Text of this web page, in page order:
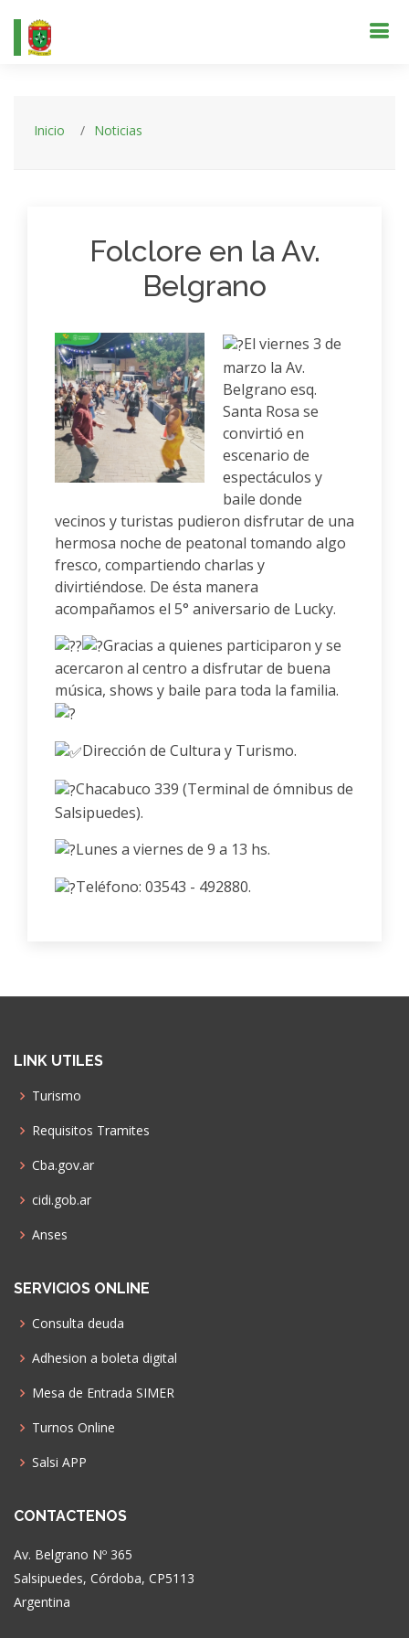
Inicio Noticias
Folclore en la Av.
Belgrano
El viernes 3 de
marzo la Av.
Belgrano esq.
Santa Rosa se
convirtió en
escenario de
espectáculos y
baile donde
vecinos y turistas pudieron disfrutar de una
hermosa noche de peatonal tomando algo
fresco, compartiendo charlas y
divirtiéndose. De ésta manera
acompañamos el 5° aniversario de Lucky.
Gracias a quienes participaron y se
acercaron al centro a disfrutar de buena
música, shows y baile para toda la familia.
Dirección de Cultura y Turismo.
Chacabuco 339 (Terminal de ómnibus de
Salsipuedes).
Lunes a viernes de 9 a 13 hs.
Teléfono: 03543 - 492880.
LINK UTILES
Turismo
Requisitos Tramites
Cba.gov.ar
cidi.gob.ar
Anses
SERVICIOS ONLINE
Consulta deuda
Adhesion a boleta digital
Mesa de Entrada SIMER
Turnos Online
Salsi APP
CONTACTENOS
Av. Belgrano Nº 365
Salsipuedes, Córdoba, CP5113
Argentina